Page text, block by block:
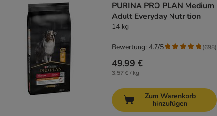
PURINA PRO PLAN Medium
Adult Everyday Nutrition
14 kg
49,99 €
3,57 € / kg
Bewertung: 4.7/5 (698)
Zum Warenkorb
hinzufügen